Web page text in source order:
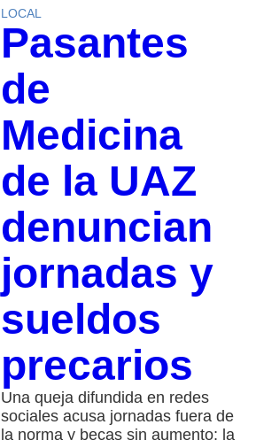
LOCAL
Pasantes
de
Medicina
de la UAZ
denuncian
jornadas y
sueldos
precarios
Una queja difundida en redes
sociales acusa jornadas fuera de
la norma y becas sin aumento; la